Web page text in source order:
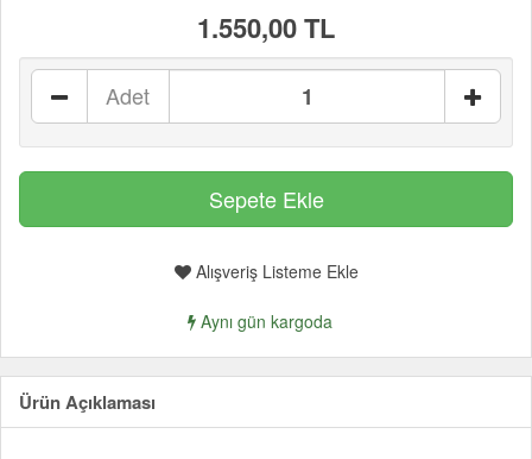
1.550,00 TL
Adet
Alışveriş Listeme Ekle
Aynı gün kargoda
Ürün Açıklaması